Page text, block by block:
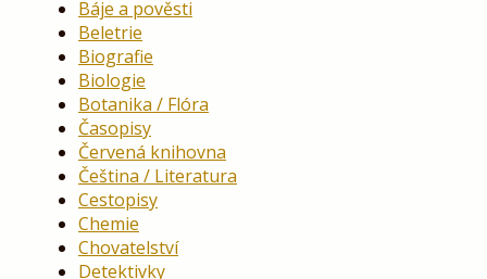
Báje a pověsti
Beletrie
Biografie
Biologie
Botanika / Flóra
Časopisy
Červená knihovna
Čeština / Literatura
Cestopisy
Chemie
Chovatelství
Detektivky